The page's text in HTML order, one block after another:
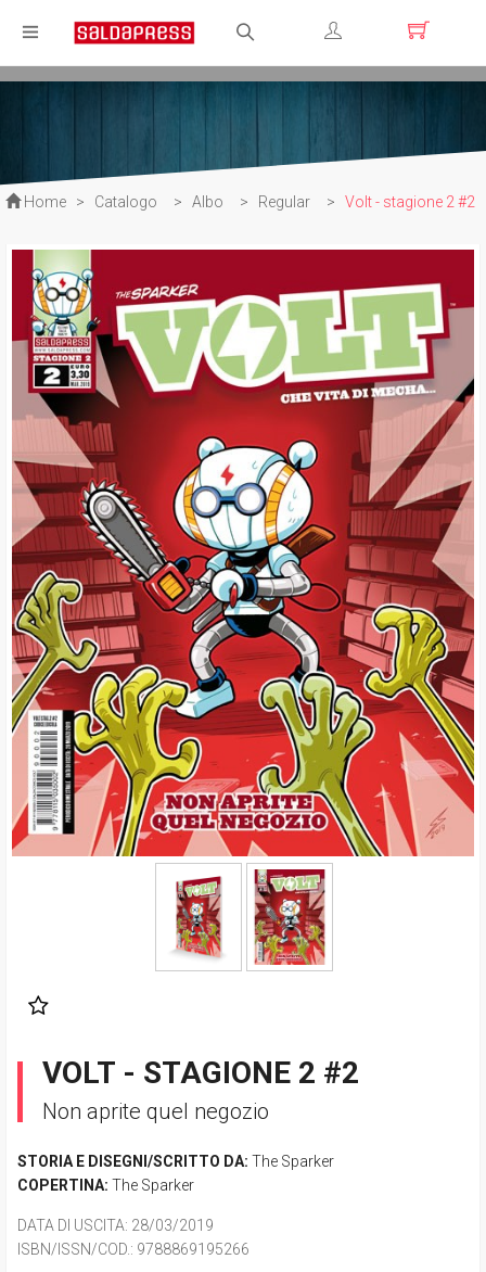
Registrati
Home > Catalogo > Albo > Regular > Volt - stagione 2 #2
VOLT - STAGIONE 2 #2
Non aprite quel negozio
STORIA E DISEGNI/SCRITTO DA: The Sparker
COPERTINA: The Sparker
DATA DI USCITA: 28/03/2019
ISBN/ISSN/COD.: 9788869195266